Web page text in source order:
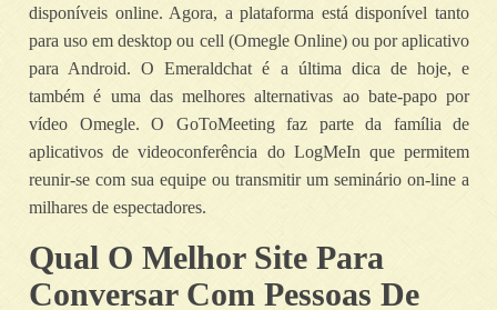
disponíveis online. Agora, a plataforma está disponível tanto
para uso em desktop ou cell (Omegle Online) ou por aplicativo
para Android. O Emeraldchat é a última dica de hoje, e
também é uma das melhores alternativas ao bate-papo por
vídeo Omegle. O GoToMeeting faz parte da família de
aplicativos de videoconferência do LogMeIn que permitem
reunir-se com sua equipe ou transmitir um seminário on-line a
milhares de espectadores.
Qual O Melhor Site Para
Conversar Com Pessoas De